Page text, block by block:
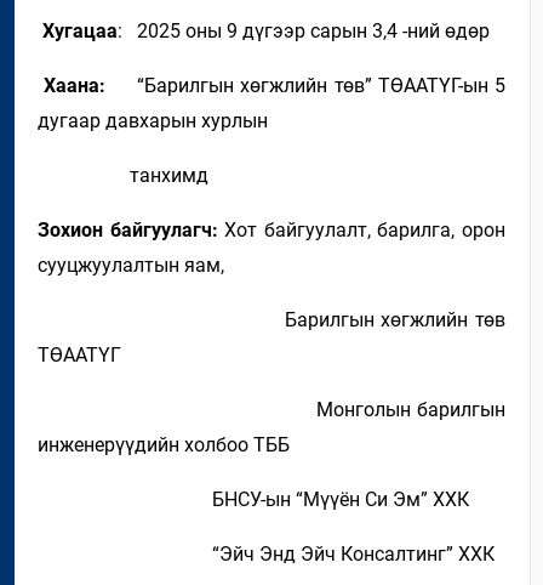
Хугацаа: 2025 оны 9 дүгээр сарын 3,4 -ний өдөр
Хаана: “Барилгынхөгжлийн төв” ТӨААТҮГ-ын 5
дугаар давхарын хурлын
танхимд
Зохион байгуулагч: Хот байгуулалт, барилга, орон
сууцжуулалтын яам,
Барилгын хөгжлийн төв
ТӨААТҮГ
Монголын барилгын
инженерүүдийн холбоо ТББ
БНСУ-ын “Мүүён Си Эм” ХХК
“Эйч Энд Эйч Консалтинг” ХХК